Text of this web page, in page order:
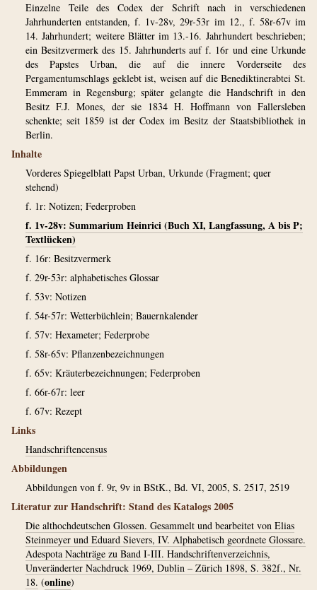
Einzelne Teile des Codex der Schrift nach in verschiedenen
Jahrhunderten entstanden, f. 1v-28v, 29r-53r im 12., f. 58r-67v im
14. Jahrhundert; weitere Blätter im 13.-16. Jahrhundert beschrieben;
ein Besitzvermerk des 15. Jahrhunderts auf f. 16r und eine Urkunde
des Papstes Urban, die auf die innere Vorderseite des
Pergamentumschlags geklebt ist, weisen auf die Benediktinerabtei St.
Emmeram in Regensburg; später gelangte die Handschrift in den
Besitz F.J. Mones, der sie 1834 H. Hoffmann von Fallersleben
schenkte; seit 1859 ist der Codex im Besitz der Staatsbibliothek in
Berlin.
Inhalte
Vorderes Spiegelblatt Papst Urban, Urkunde (Fragment; quer
stehend)
f. 1r: Notizen; Federproben
f. 1v-28v: Summarium Heinrici (Buch XI, Langfassung, A bis P;
Textlücken)
f. 16r: Besitzvermerk
f. 29r-53r: alphabetisches Glossar
f. 53v: Notizen
f. 54r-57r: Wetterbüchlein; Bauernkalender
f. 57v: Hexameter; Federprobe
f. 58r-65v: Pflanzenbezeichnungen
f. 65v: Kräuterbezeichnungen; Federproben
f. 66r-67r: leer
f. 67v: Rezept
Links
Handschriftencensus
Abbildungen
Abbildungen von f. 9r, 9v in BStK., Bd. VI, 2005, S. 2517, 2519
Literatur zur Handschrift: Stand des Katalogs 2005
Die althochdeutschen Glossen. Gesammelt und bearbeitet von Elias
Steinmeyer und Eduard Sievers, IV. Alphabetisch geordnete Glossare.
Adespota Nachträge zu Band I-III. Handschriftenverzeichnis,
Unveränderter Nachdruck 1969, Dublin – Zürich 1898, S. 382f., Nr.
18. (online)